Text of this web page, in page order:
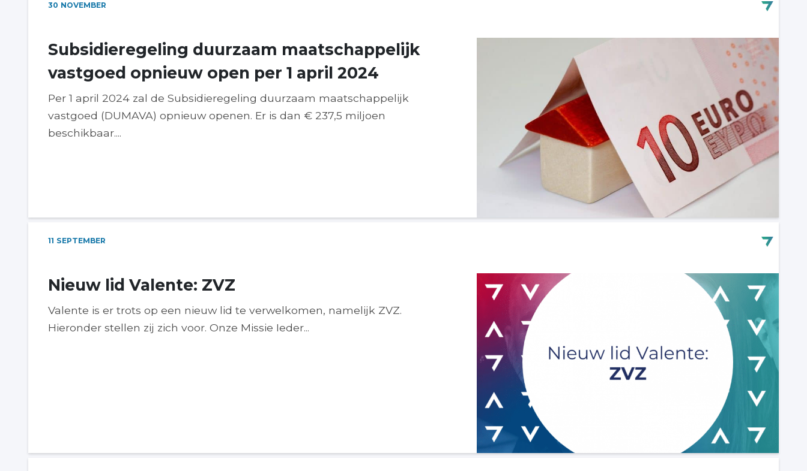
30 NOVEMBER
Subsidieregeling duurzaam maatschappelijk
vastgoed opnieuw open per 1 april 2024
Per 1 april 2024 zal de Subsidieregeling duurzaam maatschappelijk
vastgoed (DUMAVA) opnieuw openen. Er is dan € 237,5 miljoen
beschikbaar....
11 SEPTEMBER
Nieuw lid Valente: ZVZ
Valente is er trots op een nieuw lid te verwelkomen, namelijk ZVZ.
Hieronder stellen zij zich voor. Onze Missie Ieder...